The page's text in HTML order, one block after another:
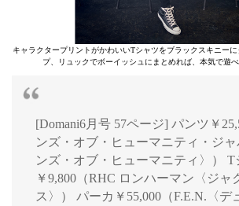
キャラクタープリントがかわいいTシャツをブラックスキニー
プ、リュックでボーイッシュにまとめれば、本気で遊
[Domani6月号 57ページ] パンツ￥
ンズ・オブ・ヒューマニティ・ジ
ンズ・オブ・ヒューマニティ〉） T
￥9,800（RHC ロンハーマン〈ジャ
ス〉） パーカ￥55,000（F.E.N.〈デ